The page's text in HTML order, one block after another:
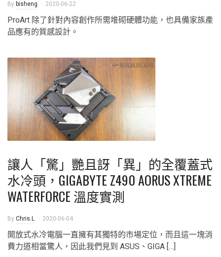
By bisheng 2020-06-22
ProArt 除了針對內容創作所需堆砌硬體功能，也具備家族產
品應有的質感設計。
讓人「驚」艷且訝「異」的全覆蓋式
水冷頭，GIGABYTE Z490 AORUS XTREME
WATERFORCE 溫度實測
By Chris.L 2020-06-04
開放式水冷電腦一直擁有其獨特的市場定位，而且這一塊消
費力道相當驚人，因此我們見到 ASUS、GIGA […]